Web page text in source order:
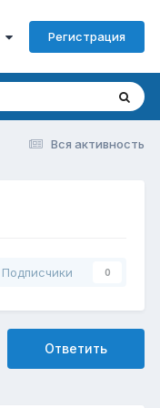
Регистрация
Вся активность
Подписчики 0
Ответить